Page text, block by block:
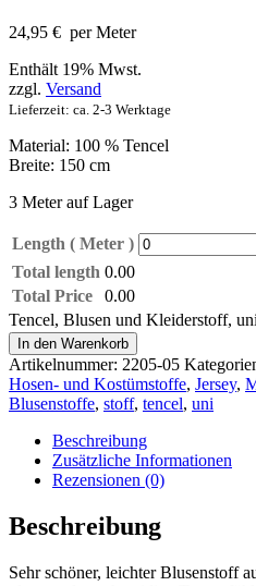
24,95 € per Meter
Enthält 19% Mwst.
zzgl. Versand
Lieferzeit: ca. 2-3 Werktage
Material: 100 % Tencel
Breite: 150 cm
3 Meter auf Lager
Length ( Meter )
Total length 0.00
Total Price
0.00
Tencel, Blusen und Kleiderstoff,
In den Warenkorb
Artikelnummer: 2205-05
Hosen- und Kostümstoffe, Jersey,
Blusenstoffe, stoff, tencel, uni
Beschreibung
Zusätzliche Informationen
Rezensionen (0)
Beschreibung
Sehr schöner, leichter Blusenstoff